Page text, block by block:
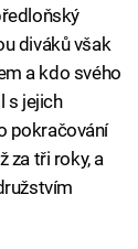
diváků však
a kdo svého
s jejich
pokračování
za tři roky, a